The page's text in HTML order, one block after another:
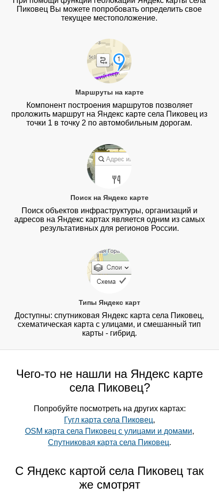
Пиковец Вы можете попробовать определить свое
текущее местоположение.
Маршруты на карте
Компонент построения маршрутов позволяет
проложить маршрут на Яндекс карте села Пиковец из
точки 1 в точку 2 по автомобильным дорогам.
Поиск на Яндекс карте
Поиск объектов инфраструктуры, организаций и
адресов на Яндекс картах является одним из самых
результативных для регионов России.
Типы Яндекс карт
Доступны: спутниковая Яндекс карта села Пиковец,
схематическая карта с улицами, и смешанный тип
карты - гибрид.
Чего-то не нашли на Яндекс карте
села Пиковец?
Попробуйте посмотреть на других картах:
Гугл карта села Пиковец,
OSM карта села Пиковец с улицами и домами,
Спутниковая карта села Пиковец.
С Яндекс картой села Пиковец так
же смотрят